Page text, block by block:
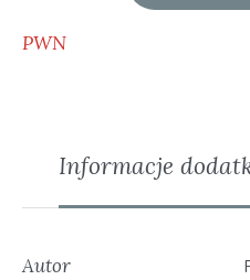
PWN
Informacje
Autor